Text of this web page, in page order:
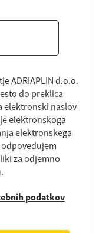
ADRIAPLIN d.o.o.
do preklica
elektronski naslov
elektronskoga
elektronskega
za odjemno
podatkov